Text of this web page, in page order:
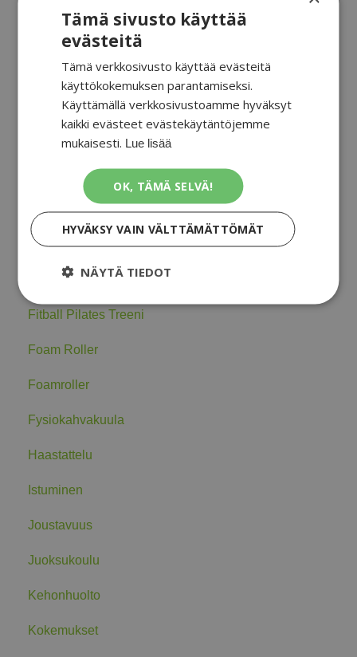
Kaikki kategoriat
Aktiivinen Palautuminen
Aktiivinen Venyttely
Alkulämmittely
Dynaaminen Venyttely
Ennaltaehkäisy
Faskia
Fitball Pilates Treeni
Foam Roller
Foamroller
Fysiokahvakuula
Haastattelu
Istuminen
Joustavuus
Juoksukoulu
Kehonhuolto
Kokemukset
Tämä sivusto käyttää
evästeitä
Tämä verkkosivusto käyttää evästeitä
käyttökokemuksen parantamiseksi.
Käyttämällä verkkosivustoamme hyväksyt
kaikki evästeet evästekäytäntöjemme
mukaisesti. Lue lisää
OK, TÄMÄ SELVÄ!
HYVÄKSY VAIN VÄLTTÄMÄTTÖMÄT
NÄYTÄ TIEDOT